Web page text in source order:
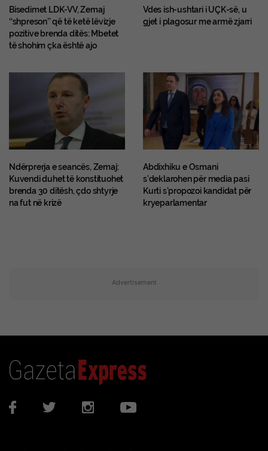
Bisedimet LDK-VV, Zemaj
‘‘shpreson’’ që të ketë lëvizje
pozitive brenda ditës: Mbetet
të shohim çka është ajo
Vdes ish-ushtari i UÇK-së, u
gjet i plagosur me armë zjarri
Ndërprerja e seancës, Zemaj:
Kuvendi duhet të konstituohet
brenda 30 ditësh, çdo shtyrje
na fut në krizë
Abdixhiku e Osmani
s’deklarohen për media pasi
Kurti s’propozoi kandidat për
kryeparlamentar
Advertisement